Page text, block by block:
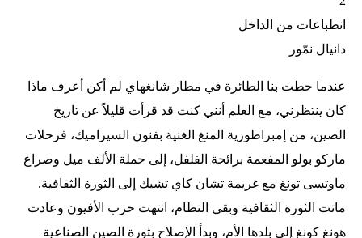
انطباعات من الداخل
دانيال نمّور
عندما حطت بنا الطائرة في مطار شانغهاي لم أكن أعرف ماذا
كان ينتظرني، مع العلم أنني كنت قد قرأت قليلاً عن تاريخ
الصين، من إمبراطورية المنغ الغنية بفنون السيراميك، فرحلات
ماركو بولو المفعمة برائحة الفلفل، إلى حملة الألف ميل وصراع
ماوتسى تونغ مع غريمة تشان كاي تشيك إلى الثورة الثقافية.
ماتت الثورة الثقافية وبقي النظام، انتهت حرب الأفيون وعادت
هونغ كونغ إلى بلدها الأم، وبدأ الإصلاح بثورة الصين الصناعية